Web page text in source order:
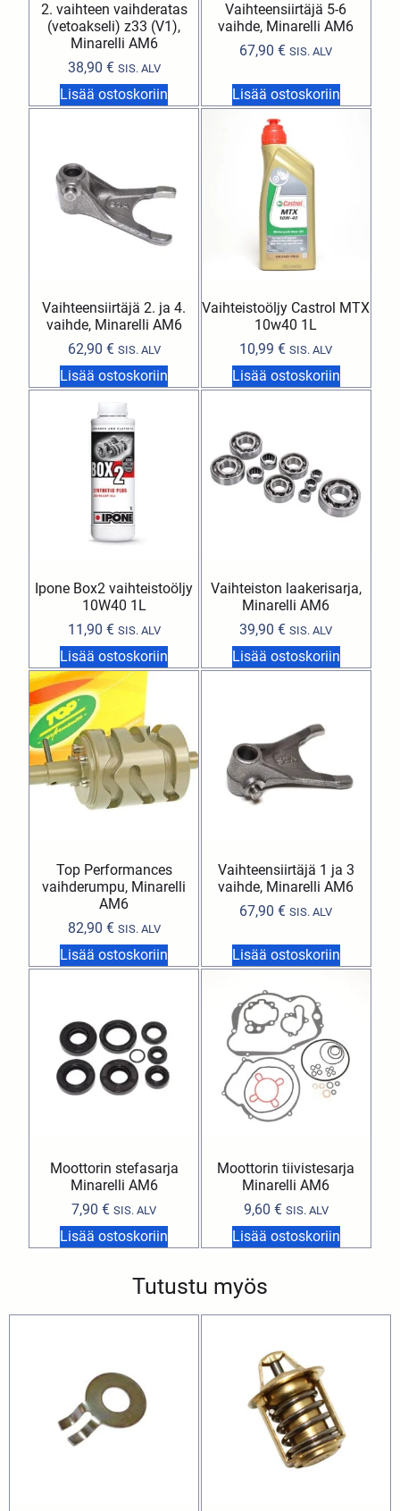
2. vaihteen vaihderatas
(vetoakseli) z33 (V1),
Minarelli AM6
38,90 € SIS. ALV
Lisää ostoskoriin
Vaihteensiirtäjä 5-6
vaihde, Minarelli AM6
67,90€ SIS. ALV
Lisää ostoskoriin
Vaihteensiirtäjä 2. ja 4.
vaihde, Minarelli AM6
62,90 € SIS. ALV
Lisää ostoskoriin
Vaihteistoöljy Castrol MTX
10w40 1L
10,99€ SIS. ALV
Lisää ostoskoriin
Ipone Box2 vaihteistoöljy
10W40 1L
11,90 € SIS. ALV
Lisää ostoskoriin
Vaihteiston laakerisarja,
Minarelli AM6
39,90€ SIS. ALV
Lisää ostoskoriin
Top Performances
vaihderumpu, Minarelli
AM6
82,90 € SIS. ALV
Lisää ostoskoriin
Vaihteensiirtäjä 1 ja 3
vaihde, Minarelli AM6
67,90€ SIS. ALV
Lisää ostoskoriin
Moottorin stefasarja
Minarelli AM6
7,90€ SIS. ALV
Lisää ostoskoriin
Moottorin tiivistesarja
Minarelli AM6
9,60 € SIS. ALV
Lisää ostoskoriin
Tutustu myös